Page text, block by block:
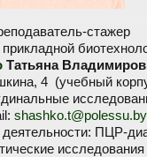
стажер
Татьяна
4 (учебный
shashko.t@polessu.by
ПЦР-
исследования